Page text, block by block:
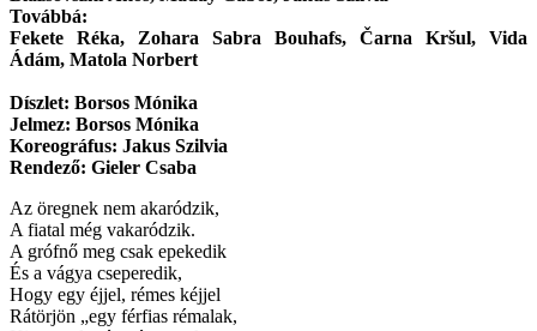
Továbbá:
Fekete Réka, Zohara Sabra Bouhafs, Čarna Kršul, Vida
Ádám, Matola Norbert
Díszlet: Borsos Mónika
Jelmez: Borsos Mónika
Koreográfus: Jakus Szilvia
Rendező: Gieler Csaba
Az öregnek nem akaródzik,
A fiatal még vakaródzik.
A grófnő meg csak epekedik
És a vágya cseperedik,
Hogy egy éjjel, rémes kéjjel
Rátörjön „egy férfias rémalak,